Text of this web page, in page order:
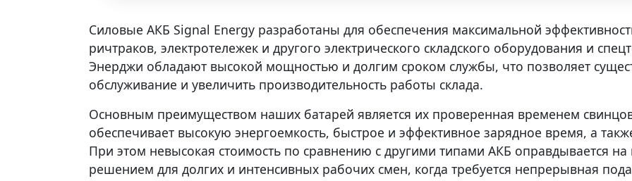
Силовые АКБ Signal Energy разработаны для обеспечения максимальной
ричтраков, электротележек и другого электрического складского оборудования и
Энерджи обладают высокой мощностью и долгим сроком службы, что позволяет
обслуживание и увеличить производительность работы склада.
Основным преимуществом наших батарей является их проверенная временем
обеспечивает высокую энергоемкость, быстрое и эффективное зарядное время, а
При этом невысокая стоимость по сравнению с другими типами АКБ оправдывается на
решением для долгих и интенсивных рабочих смен, когда требуется непрерывная